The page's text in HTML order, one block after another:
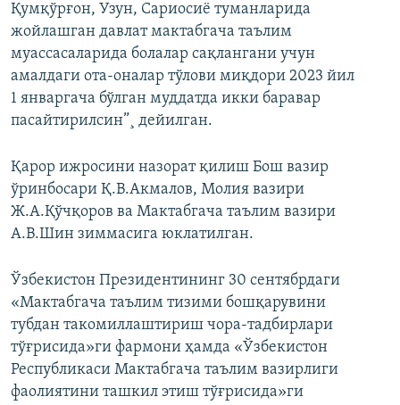
Қумқўрғон, Узун, Сариосиё туманларида
жойлашган давлат мактабгача таълим
муассасаларида болалар сақлангани учун
амалдаги ота-оналар тўлови миқдори 2023 йил
1 январгача бўлган муддатда икки баравар
пасайтирилсин”¸ дейилган.
Қарор ижросини назорат қилиш Бош вазир
ўринбосари Қ.В.Акмалов, Молия вазири
Ж.А.Қўчқоров ва Мактабгача таълим вазири
А.В.Шин зиммасига юклатилган.
Ўзбекистон Президентининг 30 сентябрдаги
«Мактабгача таълим тизими бошқарувини
тубдан такомиллаштириш чора-тадбирлари
тўғрисида»ги фармони ҳамда «Ўзбекистон
Республикаси Мактабгача таълим вазирлиги
фаолиятини ташкил этиш тўғрисида»ги